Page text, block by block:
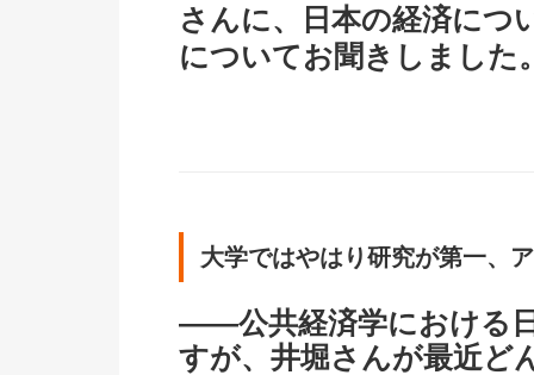
さんに、日本の経済につ
についてお聞きしました
大学ではやはり研究が第一、
――公共経済学における
すが、井堀さんが最近ど